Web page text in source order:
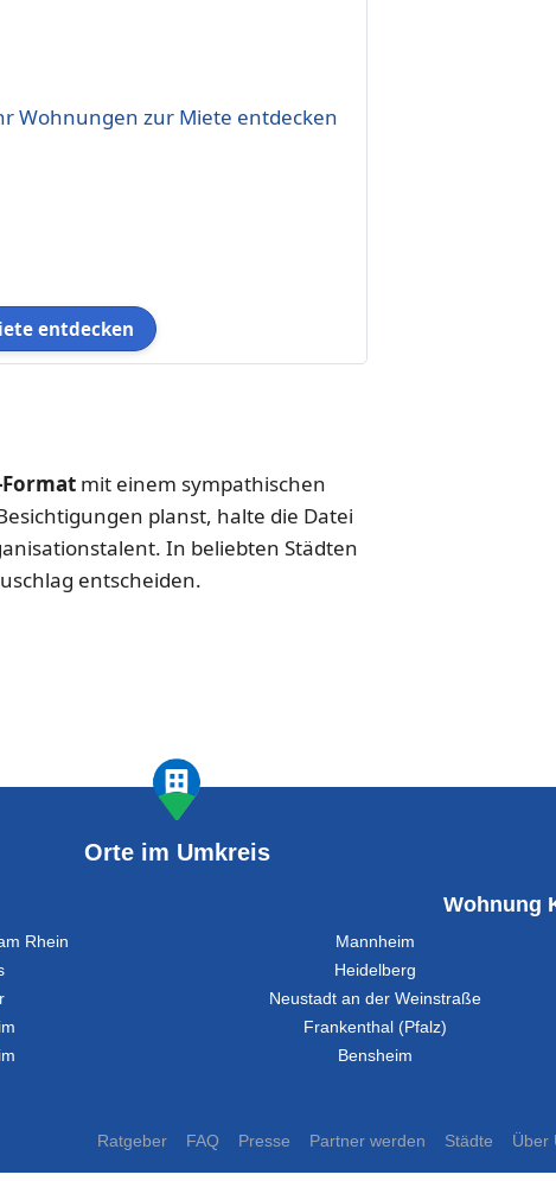
Wohnungen zur Miete entdecken
entdecken
mit einem sympathischen
planst, halte die Datei
In beliebten Städten
entscheiden.
Orte im Umkreis
Rhein
Wohnung
Mannheim
Heidelberg
Neustadt an der Weinstraße
Frankenthal (Pfalz)
Bensheim
Ratgeber FAQ Presse Partner werden Städte Über